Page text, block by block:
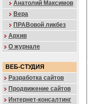
Анатолий Максимов
Вера
ПРАВовой ликбез
Архив
О журнале
ВЕБ-СТУДИЯ
Разработка сайтов
Продвижение сайтов
Интернет-консалтинг